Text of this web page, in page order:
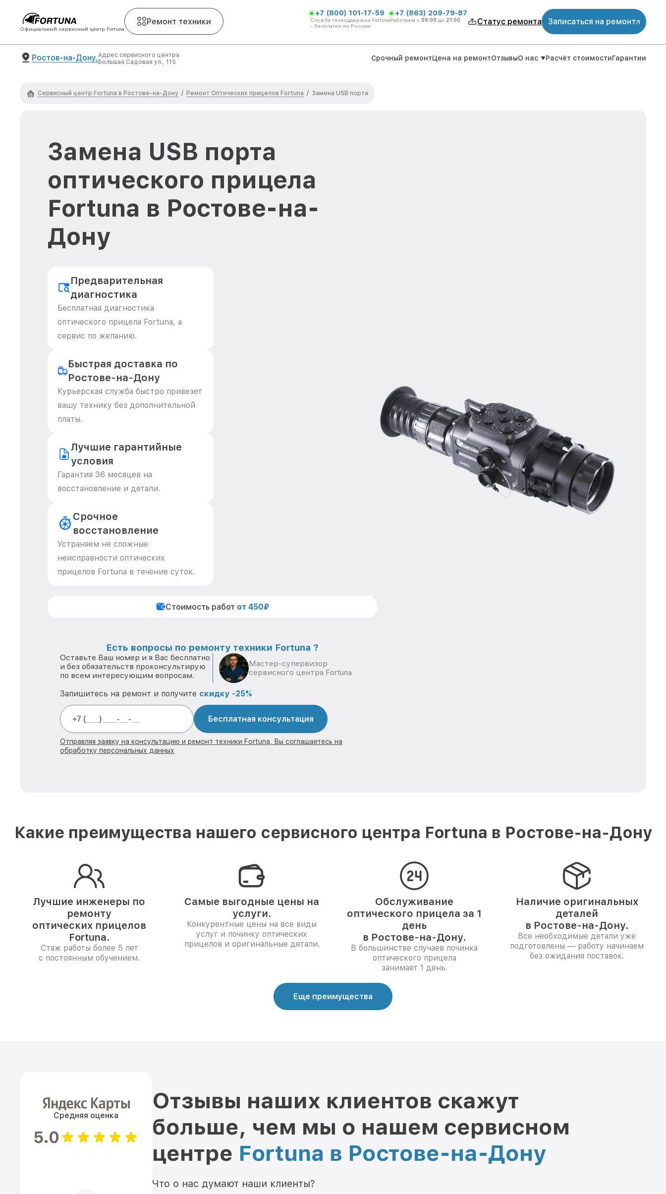
Официальный сервисный центр Fortuna
Ремонт техники
+7 (800) 101-17-59
Служба техподдержки Fortuna
- бесплатно по России
+7 (863) 209-79-87
Работаем с 09:00 до 21:00 Статус ремонта Записаться на ремонт
Ростов-на-Дону,Адрес сервисного центра
Большая Садовая ул., 115
Срочный ремонтЦена на ремонтОтзывыО нас Расчёт стоимостиГарантии
Сервисный центр Fortuna в Ростове-на-Дону / Ремонт Оптических прицелов Fortuna / Замена USB порта
Замена USB порта
оптического прицела
Fortuna в Ростове-на-
Дону
Предварительная
диагностика
Бесплатная диагностика
оптического прицела Fortuna, а
сервис по желанию.
Быстрая доставка по
Ростове-на-Дону
Курьерская служба быстро привезет
вашу технику без дополнительной
платы.
Лучшие гарантийные
условия
Гарантия 36 месяцев на
восстановление и детали.
Срочное
восстановление
Устраняем не сложные
неисправности оптических
прицелов Fortuna в течение суток.
Стоимость работ от 450₽
Есть вопросы по ремонту техники Fortuna ?
Оставьте Ваш номер и я Вас бесплатно
и без обязательств проконсультирую
по всем интересующим вопросам.
Мастер-супервизор
сервисного центра Fortuna
Запишитесь на ремонт и получите скидку -25%
Бесплатная консультация
Отправляя заявку на консультацию и ремонт техники Fortuna, Вы соглашаетесь на
обработку персональных данных
Какие преимущества нашего сервисного центра Fortuna в Ростове-на-Дону
Лучшие инженеры по
ремонту
оптических прицелов
Fortuna.
Стаж работы более 5 лет
с постоянным обучением.
Самые выгодные цены на
услуги.
Конкурентные цены на все виды
услуг и починку оптических
прицелов и оригинальные детали.
Обслуживание
оптического прицела за 1
день
в Ростове-на-Дону.
В большинстве случаев починка
оптического прицела
занимает 1 день.
Наличие оригинальных
деталей
в Ростове-на-Дону.
Все необходимые детали уже
подготовлены — работу начинаем
без ожидания поставок.
Еще преимущества
Средняя оценка
5.0
Отзывы наших клиентов скажут
больше, чем мы о нашем сервисном
центре Fortuna в Ростове-на-Дону
Что о нас думают наши клиенты?